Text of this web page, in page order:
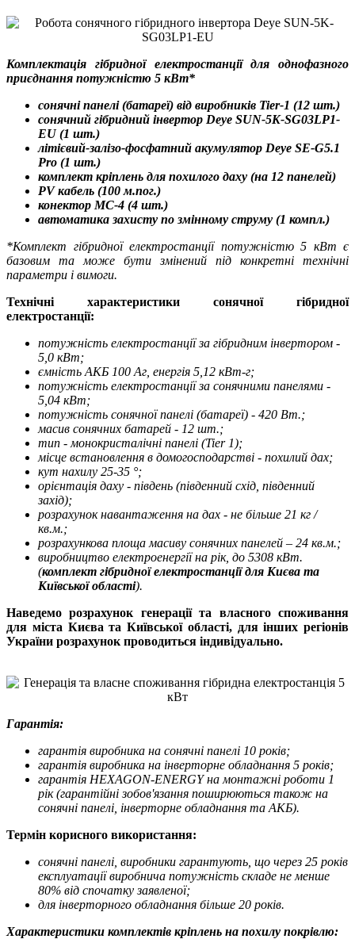
Комплектація гібридної електростанції для однофазного
приєднання потужністю 5 кВт*
сонячні панелі (батареї) від виробників Tier-1 (12 шт.)
сонячний гібридний інвертор Deye SUN-5K-SG03LP1-
EU (1 шт.)
літієвий-залізо-фосфатний акумулятор Deye SE-G5.1
Pro (1 шт.)
комплект кріплень для похилого даху (на 12 панелей)
PV кабель (100 м.пог.)
конектор MC-4 (4 шт.)
автоматика захисту по змінному струму (1 компл.)
*Комплект гібридної електростанції потужністю 5 кВт є
базовим та може бути змінений під конкретні технічні
параметри і вимоги.
Технічні характеристики сонячної гібридної
електростанції:
потужність електростанції за гібридним інвертором -
5,0 кВт;
ємність АКБ 100 Аг, енергія 5,12 кВт-г;
потужність електростанції за сонячними панелями -
5,04 кВт;
потужність сонячної панелі (батареї) - 420 Вт.;
масив сонячних батарей - 12 шт.;
тип - монокристалічні панелі (Tier 1);
місце встановлення в домогосподарстві - похилий дах;
кут нахилу 25-35 °;
орієнтація даху - південь (південний схід, південний
захід);
розрахунок навантаження на дах - не більше 21 кг /
кв.м.;
розрахункова площа масиву сонячних панелей – 24 кв.м.;
виробництво електроенергії на рік, до 5308 кВт.
(комплект гібридної електростанції для Києва та
Київської області).
Наведемо розрахунок генерації та власного споживання
для міста Києва та Київської області, для інших регіонів
України розрахунок проводиться індивідуально.
Гарантія:
гарантія виробника на сонячні панелі 10 років;
гарантія виробника на інверторне обладнання 5 років;
гарантія HEXAGON-ENERGY на монтажні роботи 1
рік (гарантійні зобов'язання поширюються також на
сонячні панелі, інверторне обладнання та АКБ).
Термін корисного використання:
сонячні панелі, виробники гарантують, що через 25 років
експлуатації виробнича потужність складе не менше
80% від спочатку заявленої;
для інверторного обладнання більше 20 років.
Характеристики комплектів кріплень на похилу покрівлю: